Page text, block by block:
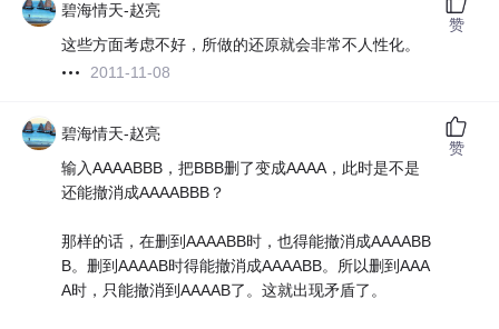
碧海情天-赵亮
这些方面考虑不好，所做的还原就会非常不人性化。
2011-11-08
赞
碧海情天-赵亮
输入AAAABBB，把BBB删了变成AAAA，此时是不是
还能撤消成AAAABBB？
那样的话，在删到AAAABB时，也得能撤消成AAAABB
B。删到AAAAB时得能撤消成AAAABB。所以删到AAA
A时，只能撤消到AAAAB了。这就出现矛盾了。
赞